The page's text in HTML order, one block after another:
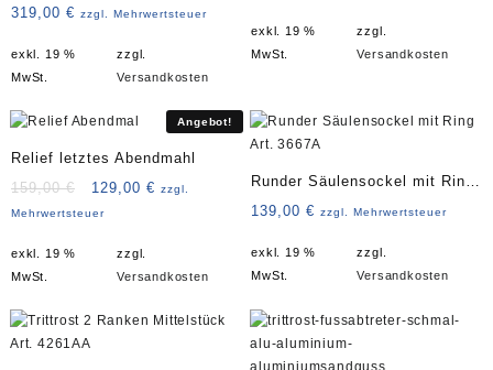
Art. 3111
319,00 € zzgl. Mehrwertsteuer
exkl. 19 %
MwSt.
zzgl.
Versandkosten
exkl. 19 %
MwSt.
zzgl.
Versandkosten
Angebot!
Relief letztes Abendmahl
159,00€
Ursprünglicher
Preis
159,00 €
129,00 € Aktueller
zzgl.
Mehrwertsteuer
exkl. 19 %
MwSt.
zzgl.
Versandkosten
Runder Säulensockel mit Ring
Art. 3667A
139,00€ zzgl. Mehrwertsteuer
exkl. 19 %
MwSt.
zzgl.
Versandkosten